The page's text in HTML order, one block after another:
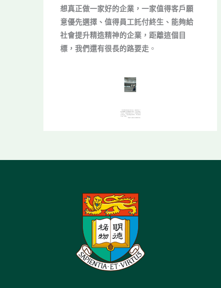
想真正做一家好的企業，一家值得客戶願
意優先選擇、值得員工託付終生、能夠給
社會提升精造精神的企業，距離這個目
標，我們還有很長的路要走 。